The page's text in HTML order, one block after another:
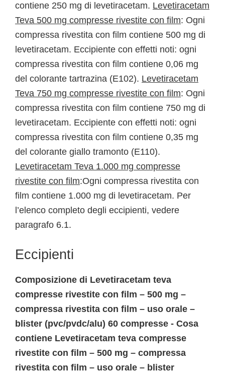
contiene 250 mg di levetiracetam. Levetiracetam
Teva 500 mg compresse rivestite con film: Ogni
compressa rivestita con film contiene 500 mg di
levetiracetam. Eccipiente con effetti noti: ogni
compressa rivestita con film contiene 0,06 mg
del colorante tartrazina (E102). Levetiracetam
Teva 750 mg compresse rivestite con film: Ogni
compressa rivestita con film contiene 750 mg di
levetiracetam. Eccipiente con effetti noti: ogni
compressa rivestita con film contiene 0,35 mg
del colorante giallo tramonto (E110).
Levetiracetam Teva 1.000 mg compresse
rivestite con film:Ogni compressa rivestita con
film contiene 1.000 mg di levetiracetam. Per
l’elenco completo degli eccipienti, vedere
paragrafo 6.1.
Eccipienti
Composizione di Levetiracetam teva
compresse rivestite con film – 500 mg –
compressa rivestita con film – uso orale –
blister (pvc/pvdc/alu) 60 compresse - Cosa
contiene Levetiracetam teva compresse
rivestite con film – 500 mg – compressa
rivestita con film – uso orale – blister